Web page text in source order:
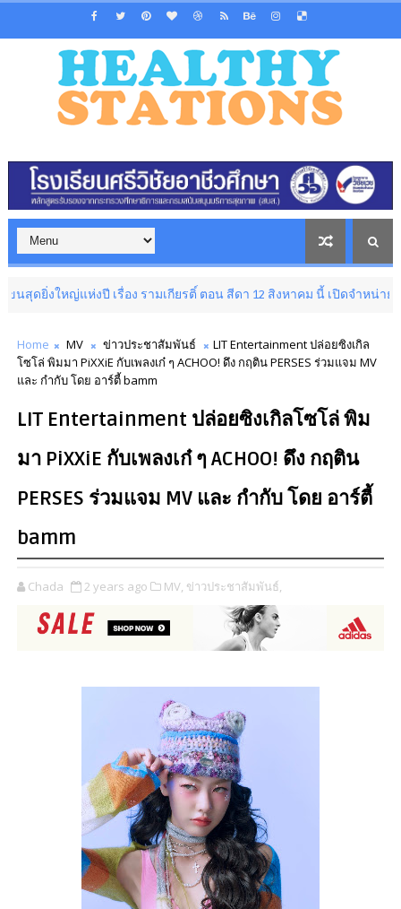
แห่งปี เรื่อง รามเกียรติ์ ตอน สีดา 12 สิงหาคม นี้ เปิดจำหน่ายบัตรที่ไทยทิค
Home MV ข่าวประชาสัมพันธ์
LIT Entertainment ปล่อยซิงเกิล
โซโล่ พิมมา PiXXiE กับเพลงเก๋ ๆ ACHOO! ดึง กฤติน PERSES ร่วมแจม MV
และ กำกับ โดย อาร์ตี้ bamm
LIT Entertainment ปล่อยซิงเกิลโซโล่ พิม
มา PiXXiE กับเพลงเก๋ ๆ ACHOO! ดึง กฤติน
PERSES ร่วมแจม MV และ กำกับ โดย อาร์ตี้
bamm
Chada 2 years ago MV, ข่าวประชาสัมพันธ์,